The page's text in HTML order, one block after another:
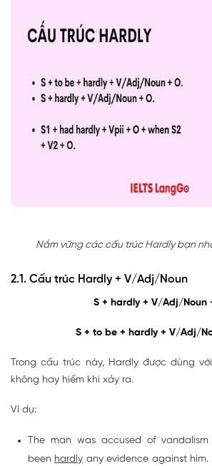
Nắm vững các cấu trúc Hardly bạn
2.1. Cấu trúc Hardly + V/Adj/Noun
S + hardly + V/Adj/Noun
S + to be + hardly + V/Adj/
Trong cấu trúc này, Hardly được dùng
không hay hiếm khi xảy ra.
Ví dụ:
The man was accused of
been hardly any evidence against him.